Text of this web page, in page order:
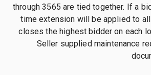
through 3565 are tied together. If a
time extension will be applied to
closes the highest bidder on each
Seller supplied maintenance